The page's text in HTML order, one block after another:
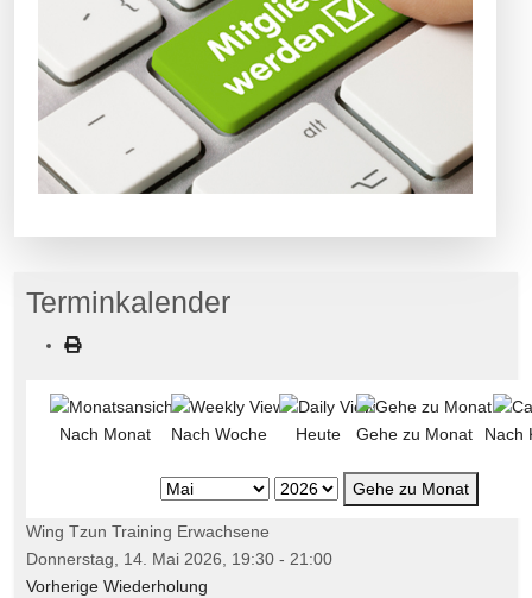
Terminkalender
Nach Monat Nach Woche Heute Gehe zu Monat Nach
Gehe zu Monat
Wing Tzun Training Erwachsene
Donnerstag, 14. Mai 2026, 19:30 - 21:00
Vorherige Wiederholung